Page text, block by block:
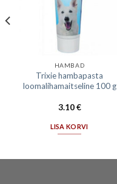
HAMBAD
Trixie hambapasta
loomalihamaitseline 100 g
3.10€
LISA KORVI